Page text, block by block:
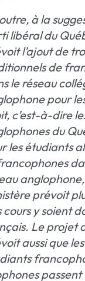
à la
libéral du
l’ajout de
de
le réseau
pour
c’est-à-dire
du
les étudiants
prévoit
cours y soient
Le projet
aussi que les
passent